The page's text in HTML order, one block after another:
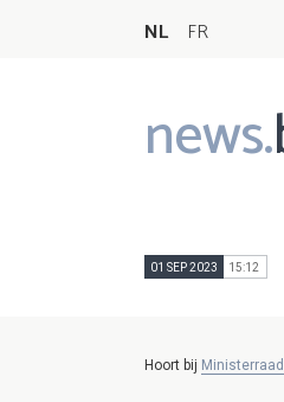
NL FR
news.
Main
navigation
01 SEP 2023 15:12
Hoort bij